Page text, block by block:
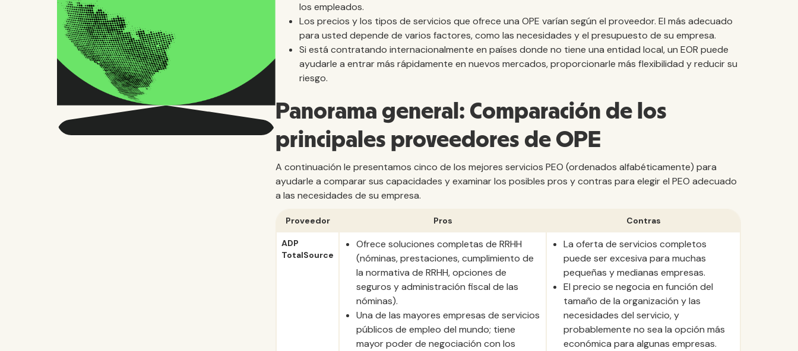
los empleados.
Los precios y los tipos de servicios que ofrece una OPE varían según el proveedor. El más adecuado
para usted depende de varios factores, como las necesidades y el presupuesto de su empresa.
Si está contratando internacionalmente en países donde no tiene una entidad local, un EOR puede
ayudarle a entrar más rápidamente en nuevos mercados, proporcionarle más flexibilidad y reducir su
riesgo.
Panorama general: Comparación de los
principales proveedores de OPE
A continuación le presentamos cinco de los mejores servicios PEO (ordenados alfabéticamente) para
ayudarle a comparar sus capacidades y examinar los posibles pros y contras para elegir el PEO adecuado
a las necesidades de su empresa.
Proveedor Pros Contras
ADP
TotalSource
Ofrece soluciones completas de RRHH
(nóminas, prestaciones, cumplimiento de
la normativa de RRHH, opciones de
seguros y administración fiscal de las
nóminas).
Una de las mayores empresas de servicios
públicos de empleo del mundo; tiene
mayor poder de negociación con los
La oferta de servicios completos
puede ser excesiva para muchas
pequeñas y medianas empresas.
El precio se negocia en función del
tamaño de la organización y las
necesidades del servicio, y
probablemente no sea la opción más
económica para algunas empresas.